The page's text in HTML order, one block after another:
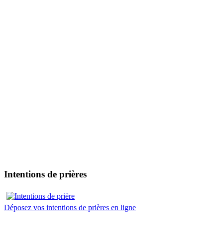
Intentions de prières
Déposez vos intentions de prières en ligne